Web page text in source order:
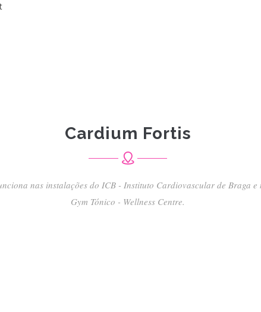
Cardium Fortis
nas instalações do ICB - Instituto Cardiovascular de Braga e
Gym Tónico - Wellness Centre.